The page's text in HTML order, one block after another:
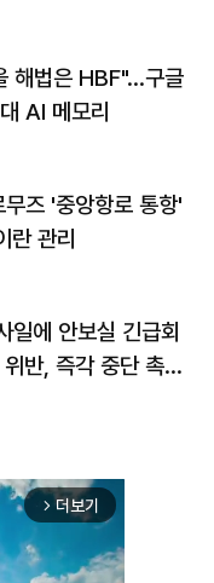
해법은 HBF"…구글
AI 메모리
무즈 '중앙항로 통항'
관리
에 안보실 긴급회
반, 즉각 중단 촉
arrow_forward_ios 더보기